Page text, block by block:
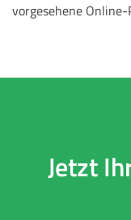
vorgesehene
Jetzt